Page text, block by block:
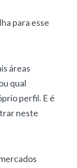
para esse
áreas
qual
perfil. E é
neste